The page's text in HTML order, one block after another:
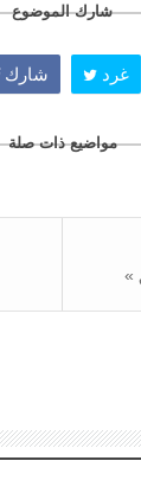
شارك الموضوع
شارك غرد
مواضيع ذات صلة